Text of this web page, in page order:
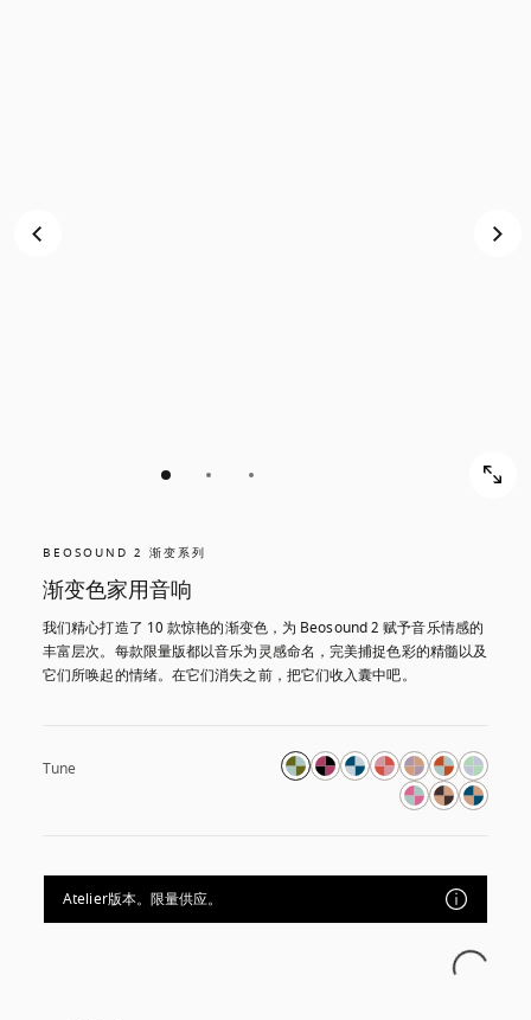
BEOSOUND 2 渐变系列
渐变色家用音响
我们精心打造了 10 款惊艳的渐变色，为 Beosound 2 赋予音乐情感的
丰富层次。每款限量版都以音乐为灵感命名，完美捕捉色彩的精髓以及
它们所唤起的情绪。在它们消失之前，把它们收入囊中吧。
Tune
Atelier版本。限量供应。